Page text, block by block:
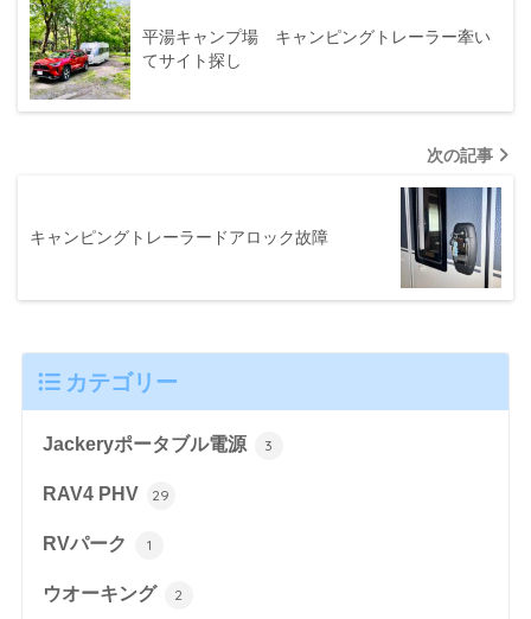
平湯キャンプ場 キャンピングトレーラー牽い
てサイト探し
次の記事
キャンピングトレーラードアロック故障
カテゴリー
Jackeryポータブル電源 3
RAV4 PHV 29
RVパーク 1
ウオーキング 2